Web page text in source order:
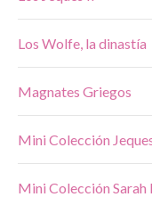
Los Wolfe, la dinastía
Magnates Griegos
Mini Colección
Mini Colección Sarah